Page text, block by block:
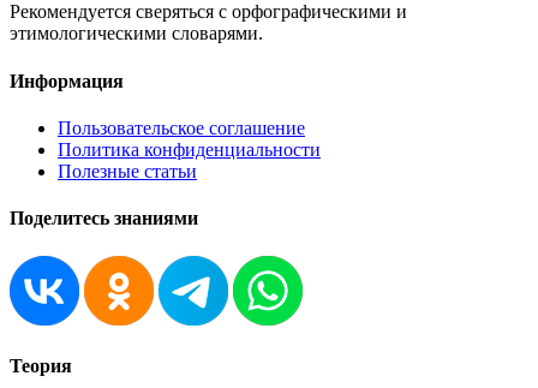
Рекомендуется сверяться с орфографическими и
этимологическими словарями.
Информация
Пользовательское соглашение
Политика конфиденциальности
Полезные статьи
Поделитесь знаниями
Теория